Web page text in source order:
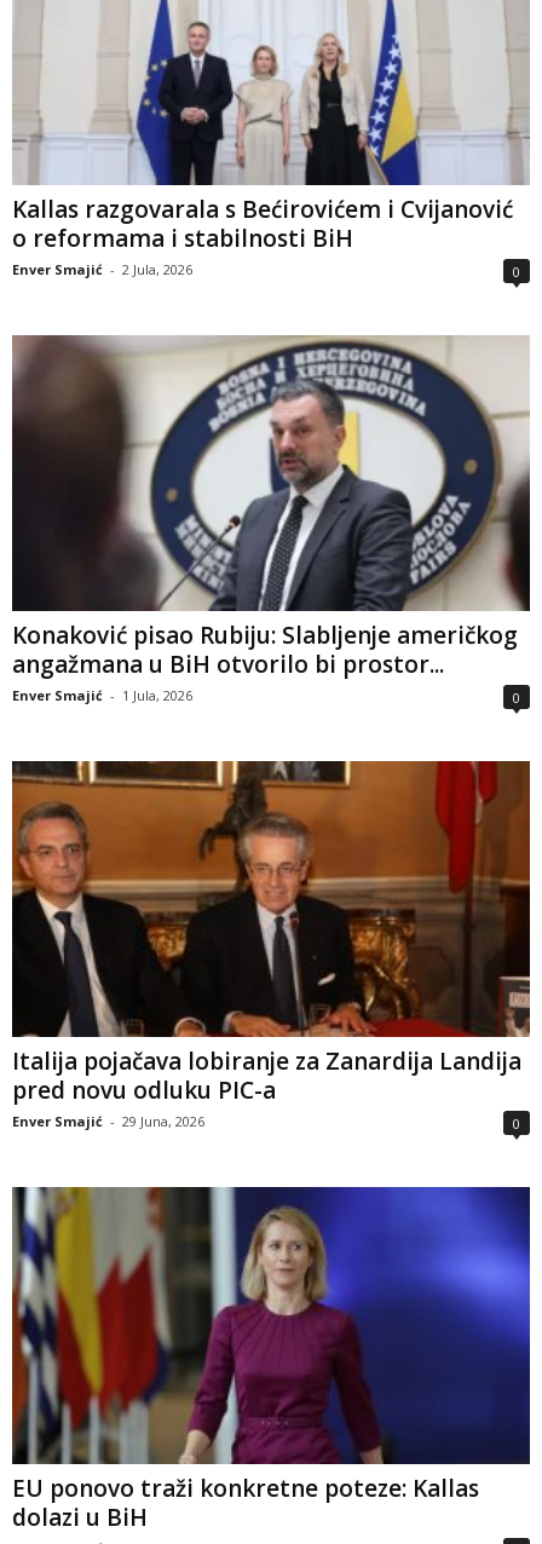
Kallas razgovarala s Bećirovićem i Cvijanović
o reformama i stabilnosti BiH
Enver Smajić - 2 Jula, 2026 0
Konaković pisao Rubiju: Slabljenje američkog
angažmana u BiH otvorilo bi prostor...
Enver Smajić - 1 Jula, 2026 0
Italija pojačava lobiranje za Zanardija Landija
pred novu odluku PIC-a
Enver Smajić - 29 Juna, 2026 0
EU ponovo traži konkretne poteze: Kallas
dolazi u BiH